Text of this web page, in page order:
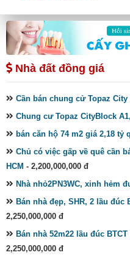
Nhà đất đồng giá
Cần bán chung cử Topaz City
Chung cư Topaz CityBlock
bán căn hộ 74 m2 giá 2,18 tỷ
Chủ có việc gấp về quê cần
HCM - 2,200,000,000 đ
Nhà nhỏ2PN3WC, xinh hẻm
Bán nhà đẹp, SHR, 2 lầu đúc
2,250,000,000 đ
Bán nhà 52m22 lầu đúc
2,250,000,000 đ